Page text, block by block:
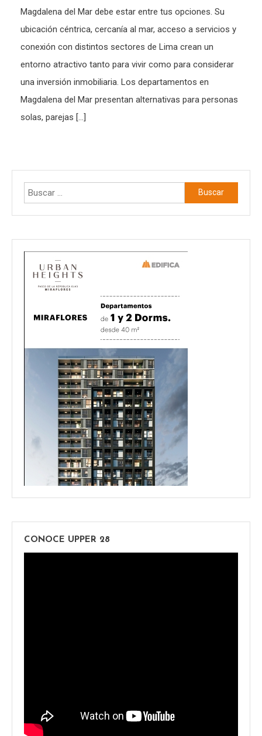
Magdalena del Mar debe estar entre tus opciones. Su
ubicación céntrica, cercanía al mar, acceso a servicios y
conexión con distintos sectores de Lima crean un
entorno atractivo tanto para vivir como para considerar
una inversión inmobiliaria. Los departamentos en
Magdalena del Mar presentan alternativas para personas
solas, parejas […]
Buscar:
CONOCE UPPER 28